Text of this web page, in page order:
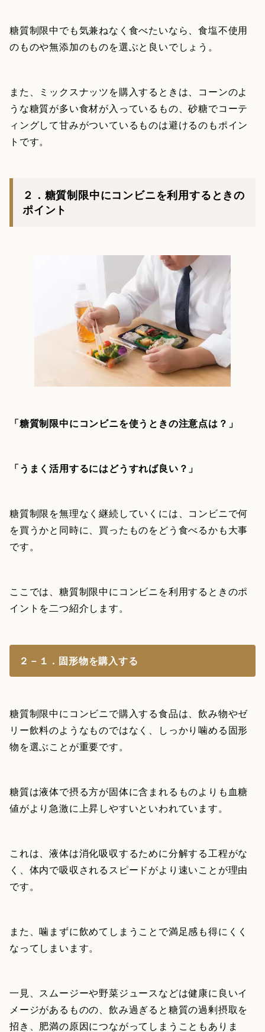
糖質制限中でも気兼ねなく食べたいなら、食塩不使用
のものや無添加のものを選ぶと良いでしょう。
また、ミックスナッツを購入するときは、コーンのよ
うな糖質が多い食材が入っているもの、砂糖でコーテ
ィングして甘みがついているものは避けるのもポイン
トです。
２．糖質制限中にコンビニを利用するときの
ポイント
「糖質制限中にコンビニを使うときの注意点は？」
「うまく活用するにはどうすれば良い？」
糖質制限を無理なく継続していくには、コンビニで何
を買うかと同時に、買ったものをどう食べるかも大事
です。
ここでは、糖質制限中にコンビニを利用するときのポ
イントを二つ紹介します。
２－１．固形物を購入する
糖質制限中にコンビニで購入する食品は、飲み物やゼ
リー飲料のようなものではなく、しっかり噛める固形
物を選ぶことが重要です。
糖質は液体で摂る方が固体に含まれるものよりも血糖
値がより急激に上昇しやすいといわれています。
これは、液体は消化吸収するために分解する工程がな
く、体内で吸収されるスピードがより速いことが理由
です。
また、噛まずに飲めてしまうことで満足感も得にくく
なってしまいます。
一見、スムージーや野菜ジュースなどは健康に良いイ
メージがあるものの、飲み過ぎると糖質の過剰摂取を
招き、肥満の原因につながってしまうこともありま